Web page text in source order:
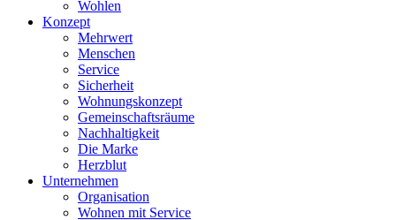
Wohlen
Konzept
Mehrwert
Menschen
Service
Sicherheit
Wohnungskonzept
Gemeinschaftsräume
Nachhaltigkeit
Die Marke
Herzblut
Unternehmen
Organisation
Wohnen mit Service